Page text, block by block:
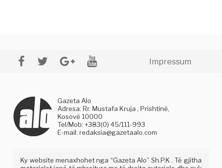
Impressum
Gazeta Alo
Adresa: Rr. Mustafa Kruja , Prishtinë,
Kosovë 10000
Tel/Mob: +383(0) 45/111-993
E-mail:redaksia@gazetaalo.com
Ky website menaxhohet nga “Gazeta Alo” Sh.P.K . Të gjitha